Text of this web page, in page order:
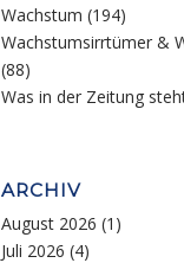
Wachstum (194)
Wachstumsirrtümer &
(88)
Was in der Zeitung
ARCHIV
August 2026 (1)
Juli 2026 (4)